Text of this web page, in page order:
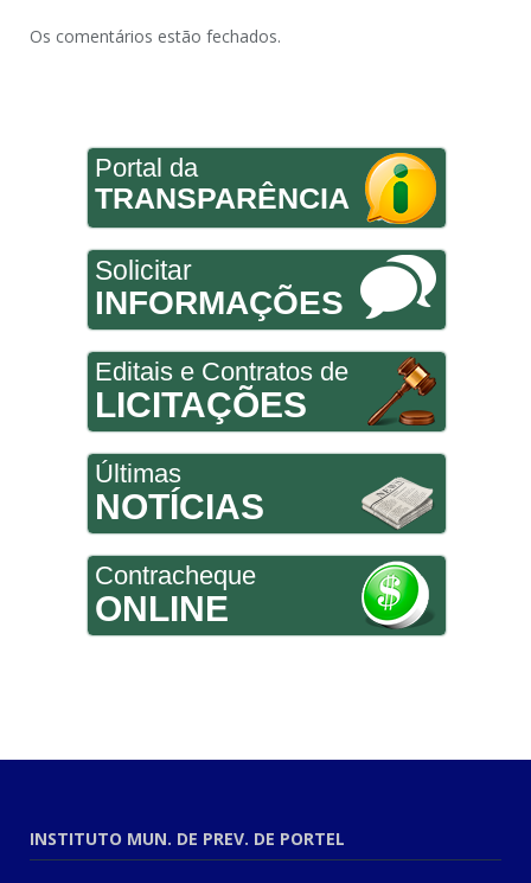
Os comentários estão fechados.
Portal da
TRANSPARÊNCIA
Solicitar
INFORMAÇÕES
Editais e Contratos de
LICITAÇÕES
Últimas
NOTÍCIAS
Contracheque
ONLINE
INSTITUTO MUN. DE PREV. DE PORTEL